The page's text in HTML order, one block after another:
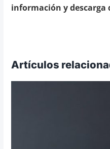
información y descarga
Artículos